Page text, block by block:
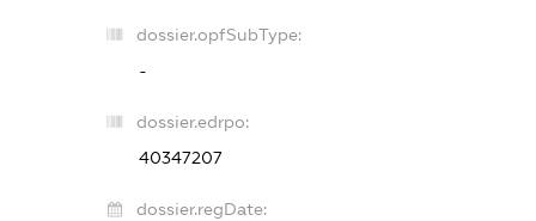
dossier.opfSubType:
-
dossier.edrpo:
40347207
dossier.regDate: